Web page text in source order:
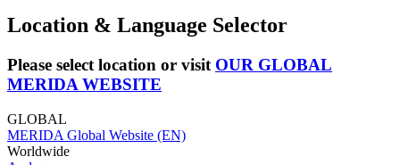
Location & Language Selector
Please select location or visit OUR GLOBAL
MERIDA WEBSITE
GLOBAL
MERIDA Global Website (EN)
Worldwide